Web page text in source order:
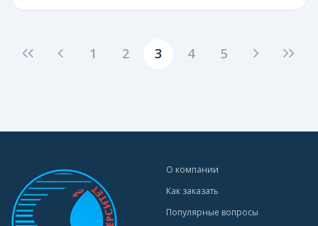
1 2 3 4 5
О компании
Как заказать
Популярные вопросы